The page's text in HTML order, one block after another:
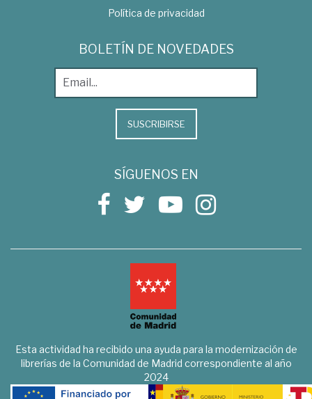
Política de privacidad
BOLETÍN DE NOVEDADES
SUSCRIBIRSE
SÍGUENOS EN
Esta actividad ha recibido una ayuda para la modernización de
librerías de la Comunidad de Madrid correspondiente al año
2024